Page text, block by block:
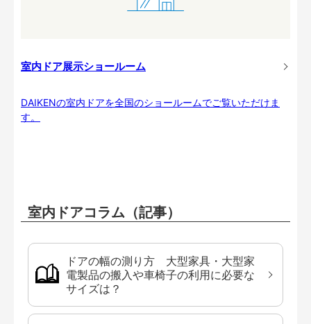
室内ドア展示ショールーム
DAIKENの室内ドアを全国のショールームでご覧いただけま
す。
室内ドアコラム（記事）
ドアの幅の測り方 大型家具・大型家
電製品の搬入や車椅子の利用に必要な
サイズは？